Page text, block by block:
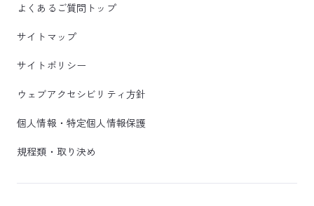
よくあるご質問トップ
サイトマップ
サイトポリシー
ウェブアクセシビリティ方針
個人情報・特定個人情報保護
規程類・取り決め